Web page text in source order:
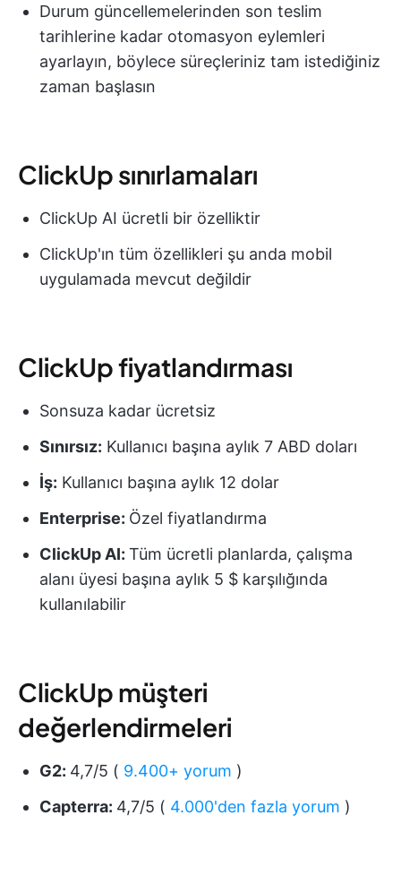
Durum güncellemelerinden son teslim
tarihlerine kadar otomasyon eylemleri
ayarlayın, böylece süreçleriniz tam istediğiniz
zaman başlasın
ClickUp sınırlamaları
ClickUp AI ücretli bir özelliktir
ClickUp'ın tüm özellikleri şu anda mobil
uygulamada mevcut değildir
ClickUp fiyatlandırması
Sonsuza kadar ücretsiz
Sınırsız: Kullanıcı başına aylık 7 ABD doları
İş: Kullanıcı başına aylık 12 dolar
Enterprise: Özel fiyatlandırma
ClickUp AI: Tüm ücretli planlarda, çalışma
alanı üyesi başına aylık 5 $ karşılığında
kullanılabilir
ClickUp müşteri
değerlendirmeleri
G2: 4,7/5 ( 9.400+ yorum )
Capterra: 4,7/5 ( 4.000'den fazla yorum )